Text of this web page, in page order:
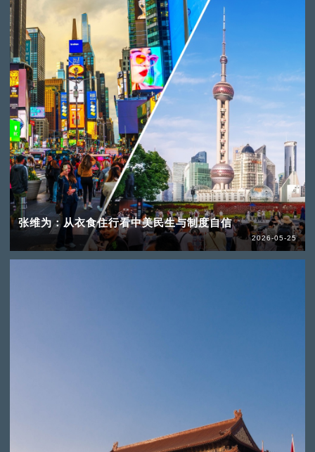
张维为：从衣食住行看中美民生与制度自信
2026-05-25